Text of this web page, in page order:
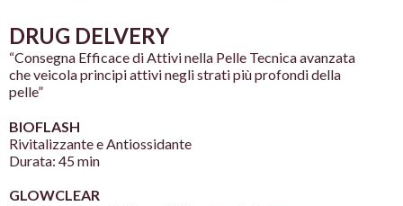
DRUG DELVERY
“Consegna Efficace di Attivi nella Pelle Tecnica avanzata
che veicola principi attivi negli strati più profondi della
pelle”
BIOFLASH
Rivitalizzante e Antiossidante
Durata: 45 min
GLOWCLEAR